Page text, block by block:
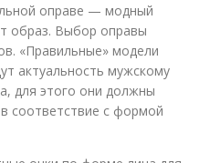
оправе — модный
образ. Выбор оправы
«Правильные» модели
актуальность мужскому
для этого они должны
соответствие с формой